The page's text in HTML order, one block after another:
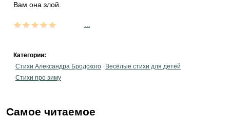
Вам она злой.
Категории:
Стихи Александра Бродского
Весёлые стихи для детей
Стихи про зиму
Самое читаемое